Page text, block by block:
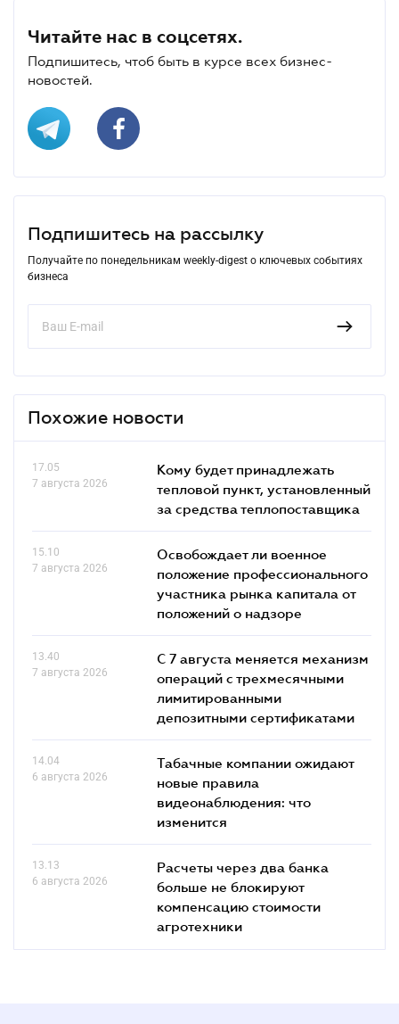
Читайте нас в соцсетях.
Подпишитесь, чтоб быть в курсе всех бизнес-
новостей.
Подпишитесь на рассылку
Получайте по понедельникам weekly-digest о ключевых событиях
бизнеса
Похожие новости
17.05
7 августа 2026
Кому будет принадлежать
тепловой пункт, установленный
за средства теплопоставщика
15.10
7 августа 2026
Освобождает ли военное
положение профессионального
участника рынка капитала от
положений о надзоре
13.40
7 августа 2026
С 7 августа меняется механизм
операций с трехмесячными
лимитированными
депозитными сертификатами
14.04
6 августа 2026
Табачные компании ожидают
новые правила
видеонаблюдения: что
изменится
13.13
6 августа 2026
Расчеты через два банка
больше не блокируют
компенсацию стоимости
агротехники